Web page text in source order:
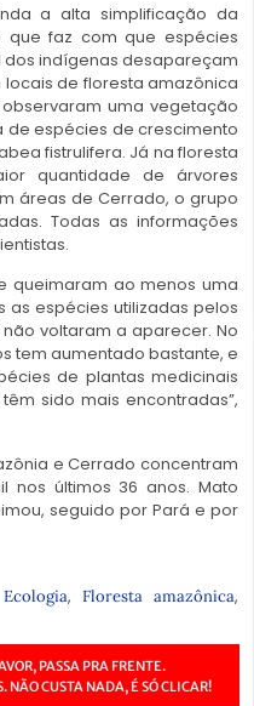
a alta simplificação da
faz com que espécies
dos indígenas desapareçam
de floresta amazônica
uma vegetação
de espécies de crescimento
fistrulifera. Já na floresta
quantidade de árvores
áreas de Cerrado, o grupo
Todas as informações
queimaram ao menos uma
as espécies utilizadas pelos
voltaram a aparecer. No
tem aumentado bastante, e
de plantas medicinais
sido mais encontradas”,
e Cerrado concentram
nos últimos 36 anos. Mato
seguido por Pará e por
Ecologia, Floresta amazônica,
PASSA PRA FRENTE.
NÃO CUSTA NADA, É SÓ CLICAR!